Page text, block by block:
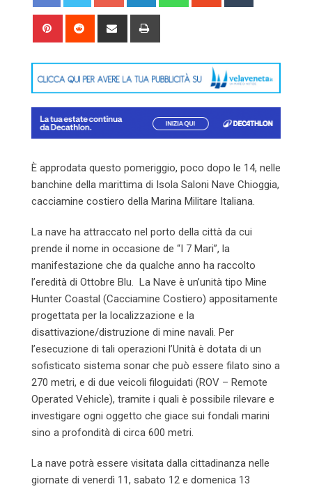
Pinterest Reddit
Share
È approdata questo pomeriggio, poco dopo le 14, nelle
banchine della marittima di Isola Saloni Nave Chioggia,
cacciamine costiero della Marina Militare Italiana.
La nave ha attraccato nel porto della città da cui
prende il nome in occasione de “I 7 Mari”, la
manifestazione che da qualche anno ha raccolto
l’eredità di Ottobre Blu. La Nave è un’unità tipo Mine
Hunter Coastal (Cacciamine Costiero) appositamente
progettata per la localizzazione e la
disattivazione/distruzione di mine navali. Per
l’esecuzione di tali operazioni l’Unità è dotata di un
sofisticato sistema sonar che può essere filato sino a
270 metri, e di due veicoli filoguidati (ROV – Remote
Operated Vehicle), tramite i quali è possibile rilevare e
investigare ogni oggetto che giace sui fondali marini
sino a profondità di circa 600 metri.
La nave potrà essere visitata dalla cittadinanza nelle
giornate di venerdì 11, sabato 12 e domenica 13